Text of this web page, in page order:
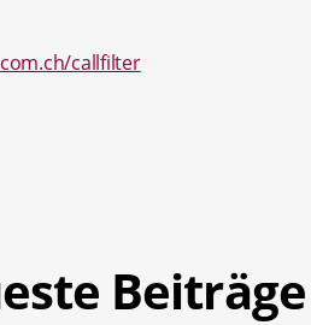
callfilter
Beiträge